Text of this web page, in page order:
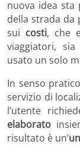
nuova idea sta
della strada da
sui costi, che
viaggiatori, sia
usato un solo
In senso
servizio di
l’utente
elaborato
risultato è un’